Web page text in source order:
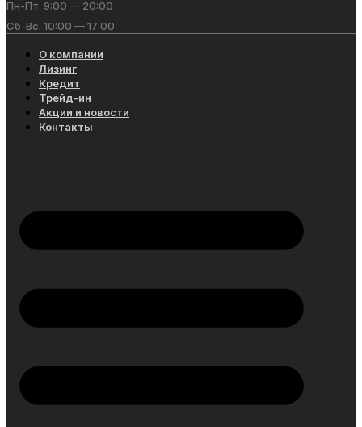
Пн-Пт. 9:00 — 20:00
Сб-Вс. 10:00 — 17:00
О компании
Лизинг
Кредит
Трейд-ин
Акции и новости
Контакты